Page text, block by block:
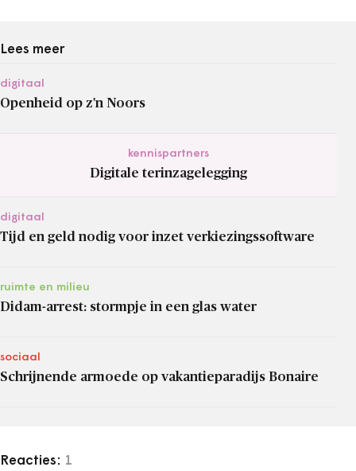
Lees meer
digitaal
Openheid op z'n Noors
kennispartners
Digitale terinzagelegging
digitaal
Tijd en geld nodig voor inzet verkiezingssoftware
ruimte en milieu
Didam-arrest: stormpje in een glas water
sociaal
Schrijnende armoede op vakantieparadijs Bonaire
Reacties: 1